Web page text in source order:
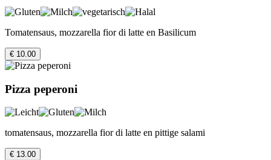
Tomatensaus, mozzarella fior di latte en Basilicum
€ 10.00
Pizza peperoni
tomatensaus, mozzarella fior di latte en pittige salami
€ 13.00